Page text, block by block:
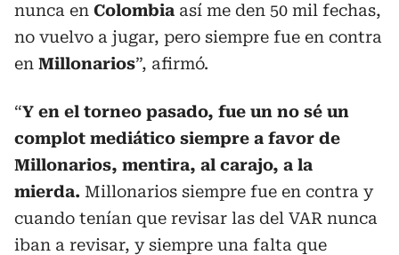
nunca en Colombia así me den 50 mil fechas,
no vuelvo a jugar, pero siempre fue en contra
en Millonarios”, afirmó.
“Y en el torneo pasado, fue un no sé un
complot mediático siempre a favor de
Millonarios, mentira, al carajo, a la
mierda. Millonarios siempre fue en contra y
cuando tenían que revisar las del VAR nunca
iban a revisar, y siempre una falta que